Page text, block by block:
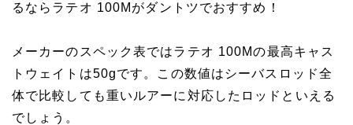
るならラテオ 100Mがダントツでおすすめ！
メーカーのスペック表ではラテオ 100Mの最高キャス
トウェイトは50gです。この数値はシーバスロッド全
体で比較しても重いルアーに対応したロッドといえる
でしょう。